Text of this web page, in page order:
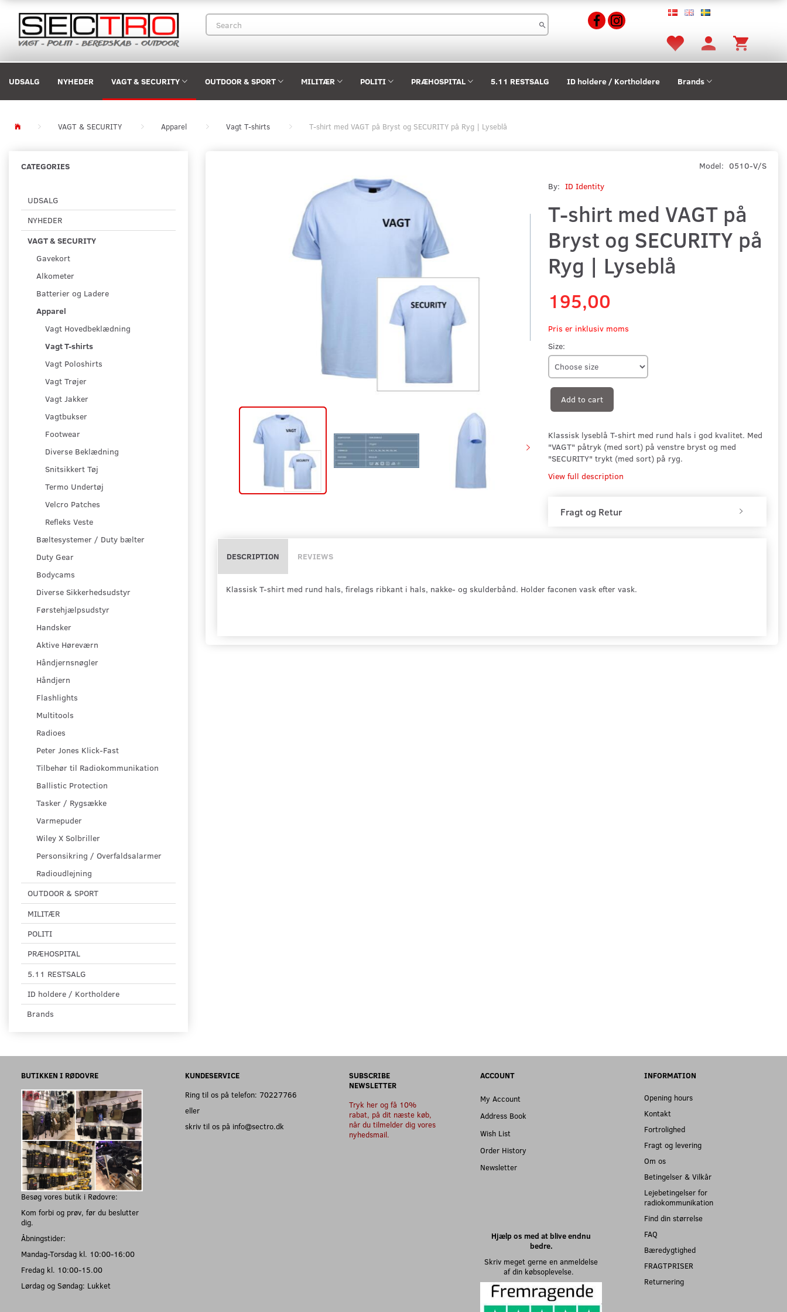
UDSALG NYHEDER VAGT & SECURITY OUTDOOR & SPORT MILITÆR POLITI PRÆHOSPITAL 5.11 RESTSALG ID holdere / Kortholdere Brands
VAGT & SECURITY Apparel Vagt T-shirts T-shirt med VAGT på Bryst og SECURITY på Ryg | Lyseblå
CATEGORIES
UDSALG
NYHEDER
VAGT & SECURITY
Gavekort
Alkometer
Batterier og Ladere
Apparel
Vagt Hovedbeklædning
Vagt T-shirts
Vagt Poloshirts
Vagt Trøjer
Vagt Jakker
Vagtbukser
Footwear
Diverse Beklædning
Snitsikkert Tøj
Termo Undertøj
Velcro Patches
Refleks Veste
Bæltesystemer / Duty bælter
Duty Gear
Bodycams
Diverse Sikkerhedsudstyr
Førstehjælpsudstyr
Handsker
Aktive Høreværn
Håndjernsnøgler
Håndjern
Flashlights
Multitools
Radioes
Peter Jones Klick-Fast
Tilbehør til Radiokommunikation
Ballistic Protection
Tasker / Rygsække
Varmepuder
Wiley X Solbriller
Personsikring / Overfaldsalarmer
Radioudlejning
OUTDOOR & SPORT
MILITÆR
POLITI
PRÆHOSPITAL
5.11 RESTSALG
ID holdere / Kortholdere
Brands
Model: 0510-V/S
By: ID Identity
T-shirt med VAGT på
Bryst og SECURITY på
Ryg | Lyseblå
195,00
Pris er inklusiv moms
Size:
Add to cart
Klassisk lyseblå T-shirt med rund hals i god kvalitet. Med
"VAGT" påtryk (med sort) på venstre bryst og med
"SECURITY" trykt (med sort) på ryg.
View full description
Fragt og Retur
DESCRIPTION REVIEWS
Klassisk T-shirt med rund hals, firelags ribkant i hals, nakke- og skulderbånd. Holder faconen vask efter vask.
BUTIKKEN I RØDOVRE
Besøg vores butik i Rødovre:
Kom forbi og prøv, før du beslutter
dig.
Åbningstider:
Mandag-Torsdag kl. 10:00-16:00
Fredag kl. 10:00-15.00
Lørdag og Søndag: Lukket
KUNDESERVICE
Ring til os på telefon: 70227766
eller
skriv til os på info@sectro.dk
SUBSCRIBE
NEWSLETTER
Tryk her og få 10%
rabat, på dit næste køb,
når du tilmelder dig vores
nyhedsmail.
ACCOUNT
My Account
Address Book
Wish List
Order History
Newsletter
Hjælp os med at blive endnu
bedre.
Skriv meget gerne en anmeldelse
af din købsoplevelse.
INFORMATION
Opening hours
Kontakt
Fortrolighed
Fragt og levering
Om os
Betingelser & Vilkår
Lejebetingelser for
radiokommunikation
Find din størrelse
FAQ
Bæredygtighed
FRAGTPRISER
Returnering